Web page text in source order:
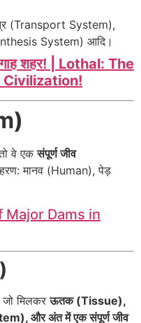
(Transport System),
System) आदि।
शहर! | Lothal: The
वे एकसंपूर्ण जीव
मानव (Human), पेड़
Major Dams in
जो मिलकरऊतक (Tissue),
और अंत में एक संपूर्ण जीव